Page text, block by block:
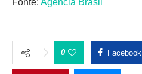
Fonte: Agência Brasil
0 Facebook